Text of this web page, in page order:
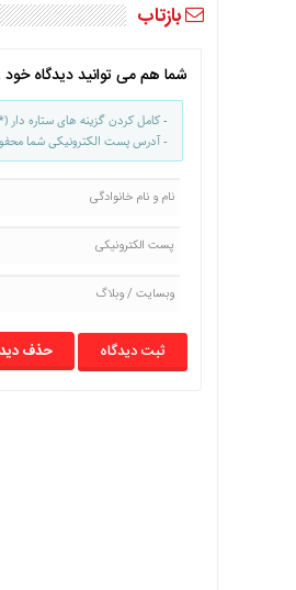
بازتاب
شما هم می توانید دیدگاه خود
- کامل کردن گزینه های ستاره دار
- آدرس پست الکترونیکی شما
حذف